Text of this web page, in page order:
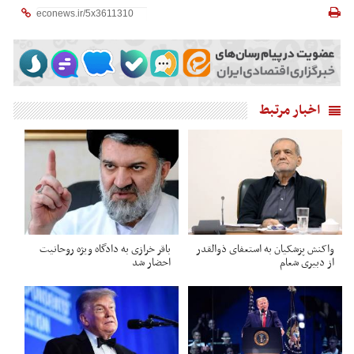
اخبار مرتبط
واکنش پزشکیان به استعفای ذوالقدر
از دبیری شعام
باقر خرازی به دادگاه ویژه روحانیت
احضار شد